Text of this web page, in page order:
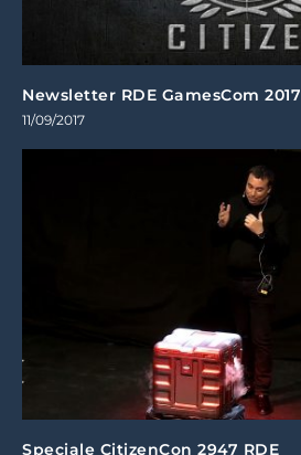
Newsletter RDE GamesCom 2017
11/09/2017
Speciale CitizenCon 2947 RDE